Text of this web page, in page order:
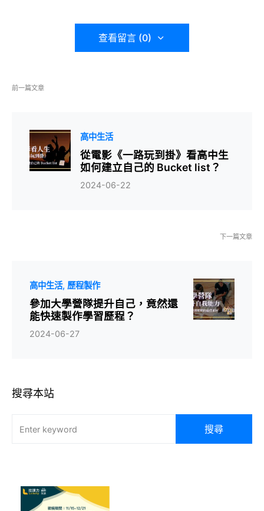
查看留言 (0)
前一篇文章
高中生活
從電影《一路玩到掛》看高中生
如何建立自己的 Bucket list？
2024-06-22
下一篇文章
高中生活 歷程製作
參加大學營隊提升自己，竟然還
能快速製作學習歷程？
2024-06-27
搜尋本站
搜尋